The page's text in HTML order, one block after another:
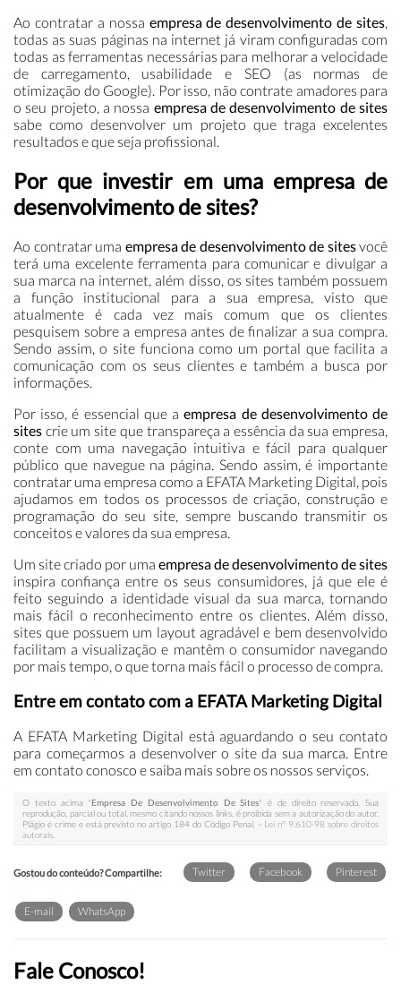
Ao contratar a nossa empresa de desenvolvimento de sites,
todas as suas páginas na internet já viram configuradas com
todas as ferramentas necessárias para melhorar a velocidade
de carregamento, usabilidade e SEO (as normas de
otimização do Google). Por isso, não contrate amadores para
o seu projeto, a nossa empresa de desenvolvimento de sites
sabe como desenvolver um projeto que traga excelentes
resultados e que seja profissional.
Por que investir em uma empresa de
desenvolvimento de sites?
Ao contratar uma empresa de desenvolvimento de sitesvocê
terá uma excelente ferramenta para comunicar e divulgar a
sua marca na internet, além disso, os sites também possuem
a função institucional para a sua empresa, visto que
atualmente é cada vez mais comum que os clientes
pesquisem sobre a empresa antes de finalizar a sua compra.
Sendo assim, o site funciona como um portal que facilita a
comunicação com os seus clientes e também a busca por
informações.
Por isso, é essencial que aempresa de desenvolvimento de
sites crie um site que transpareça a essência da sua empresa,
conte com uma navegação intuitiva e fácil para qualquer
público que navegue na página. Sendo assim, é importante
contratar uma empresa como a EFATA Marketing Digital, pois
ajudamos em todos os processos de criação, construção e
programação do seu site, sempre buscando transmitir os
conceitos e valores da sua empresa.
Um site criado por uma empresa de desenvolvimento de sites
inspira confiança entre os seus consumidores, já que ele é
feito seguindo a identidade visual da sua marca, tornando
mais fácil o reconhecimento entre os clientes. Além disso,
sites que possuem um layout agradável e bem desenvolvido
facilitam a visualização e mantêm o consumidor navegando
por mais tempo, o que torna mais fácil o processo de compra.
Entre em contato com a EFATA Marketing Digital
A EFATA Marketing Digital está aguardando o seu contato
para começarmos a desenvolver o site da sua marca. Entre
em contato conosco e saiba mais sobre os nossos serviços.
O texto acima "Empresa De Desenvolvimento De Sites" é de direito reservado. Sua
reprodução, parcial ou total, mesmo citando nossos links, é proibida sem a autorização do autor.
Plágio é crime e está previsto no artigo 184 do Código Penal. – Lei n° 9.610-98 sobre direitos
autorais
Gostou do conteúdo? Compartilhe: Twitter Facebook Pinterest
E-mail WhatsApp
Fale Conosco!